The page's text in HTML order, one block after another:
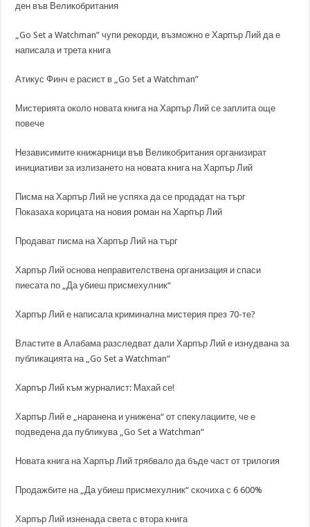
ден във Великобритания
„Go Set a Watchman” чупи рекорди, възможно е Харпър Лий да е
написала и трета книга
Атикус Финч е расист в „Go Set a Watchman”
Мистерията около новата книга на Харпър Лий се заплита още
повече
Независимите книжарници във Великобритания организират
инициативи за излизането на новата книга на Харпър Лий
Писма на Харпър Лий не успяха да се продадат на търг
Показаха корицата на новия роман на Харпър Лий
Продават писма на Харпър Лий на търг
Харпър Лий основа неправителствена организация и спаси
пиесата по „Да убиеш присмехулник“
Харпър Лий е написала криминална мистерия през 70-те?
Властите в Алабама разследват дали Харпър Лий е изнудвана за
публикацията на „Go Set a Watchman“
Харпър Лий към журналист: Махай се!
Харпър Лий е „наранена и унижена“ от спекулациите, че е
подведена да публикува „Go Set a Watchman“
Новата книга на Харпър Лий трябвало да бъде част от трилогия
Продажбите на „Да убиеш присмехулник“ скочиха с 6 600%
Харпър Лий изненада света с втора книга